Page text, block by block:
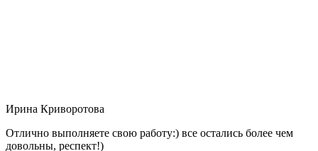
Ирина Криворотова
Отлично выполняете свою работу:) все остались более чем
довольны, респект!)